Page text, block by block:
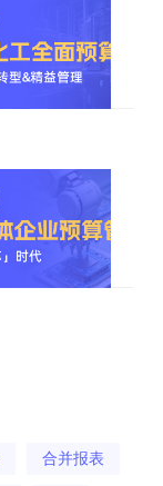
合并报表